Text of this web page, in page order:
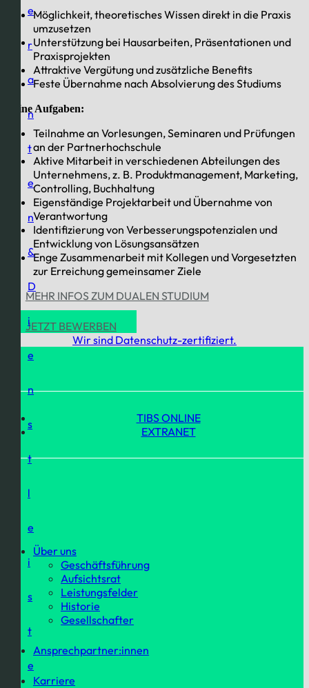
e
r
a
n
t
e
n
&
D
i
e
n
s
t
l
e
i
s
t
e
Möglichkeit, theoretisches Wissen direkt in die Praxis
umzusetzen
Unterstützung bei Hausarbeiten, Präsentationen und
Praxisprojekten
Attraktive Vergütung und zusätzliche Benefits
Feste Übernahme nach Absolvierung des Studiums
Deine Aufgaben:
Teilnahme an Vorlesungen, Seminaren und Prüfungen
an der Partnerhochschule
Aktive Mitarbeit in verschiedenen Abteilungen des
Unternehmens, z. B. Produktmanagement, Marketing,
Controlling, Buchhaltung
Eigenständige Projektarbeit und Übernahme von
Verantwortung
Identifizierung von Verbesserungspotenzialen und
Entwicklung von Lösungsansätzen
Enge Zusammenarbeit mit Kollegen und Vorgesetzten
zur Erreichung gemeinsamer Ziele
MEHR INFOS ZUM DUALEN STUDIUM
JETZT BEWERBEN
Wir sind Datenschutz-zertifiziert.
TIBS ONLINE
EXTRANET
Über uns
Geschäftsführung
Aufsichtsrat
Leistungsfelder
Historie
Gesellschafter
Ansprechpartner:innen
Karriere